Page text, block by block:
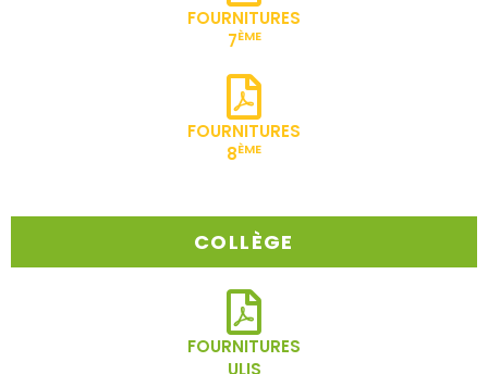
FOURNITURES
7ÈME
FOURNITURES
8ÈME
COLLÈGE
FOURNITURES
ULIS